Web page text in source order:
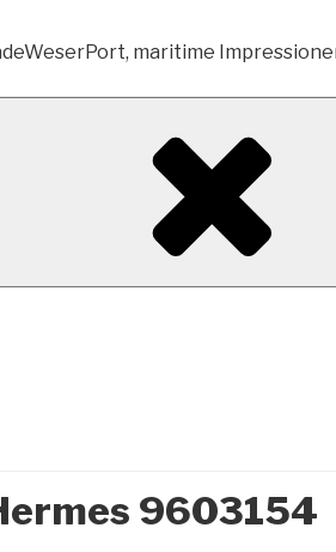
Container Terminal Wilhelmshaven
9603154